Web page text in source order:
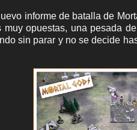
informe de batalla de
opuestas, una pesada
sin parar y no se decide